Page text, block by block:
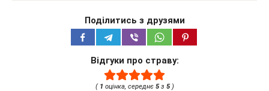
Поділитись з друзями
Відгуки про страву:
( 1 оцінка, середнє 5з 5)